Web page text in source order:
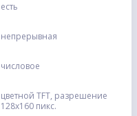
есть
непрерывная
числовое
цветной TFT, разрешение
128х160 пикс.